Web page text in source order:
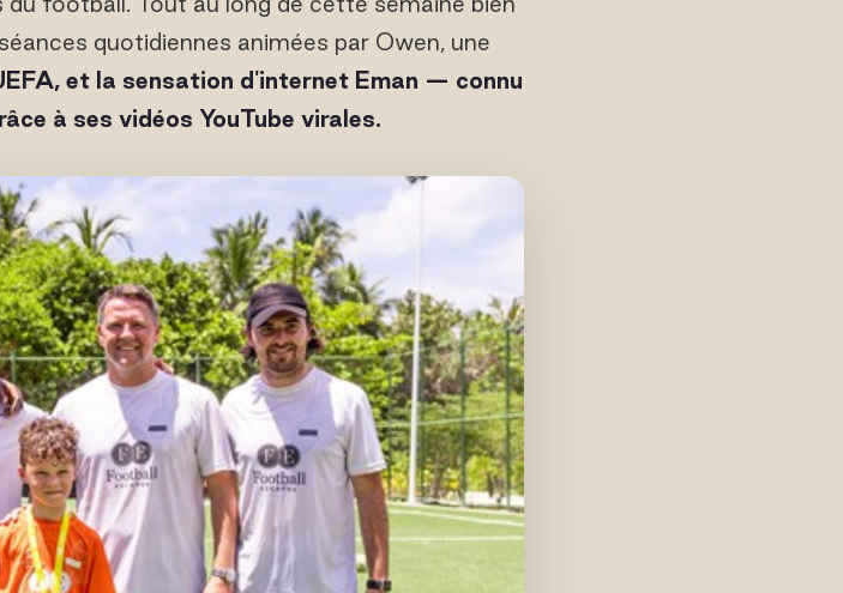
quotidiennes animées par Owen, une
et la sensation d'internet Eman — connu
à ses vidéos YouTube virales.